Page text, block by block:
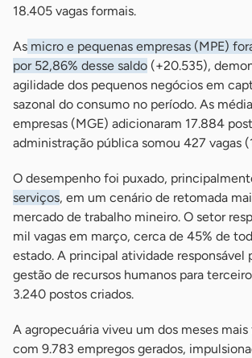
18.405 vagas formais.
As micro e pequenas empresas (MPE)
por 52,86% desse saldo (+20.535),
agilidade dos pequenos negócios em
sazonal do consumo no período. As
empresas (MGE) adicionaram 17.884
administração pública somou 427 vagas
O desempenho foi puxado,
serviços, em um cenário de retomada
mercado de trabalho mineiro. O setor
mil vagas em março, cerca de 45% de
estado. A principal atividade responsável
gestão de recursos humanos para
3.240 postos criados.
A agropecuária viveu um dos meses
com 9.783 empregos gerados,